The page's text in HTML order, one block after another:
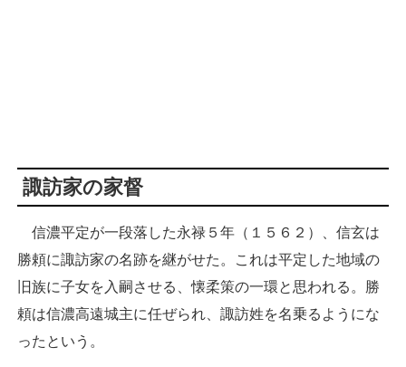
諏訪家の家督
信濃平定が一段落した永禄５年（１５６２）、信玄は
勝頼に諏訪家の名跡を継がせた。これは平定した地域の
旧族に子女を入嗣させる、懐柔策の一環と思われる。勝
頼は信濃高遠城主に任ぜられ、諏訪姓を名乗るようにな
ったという。